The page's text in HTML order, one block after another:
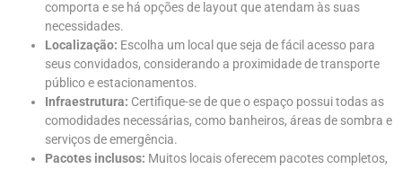
comporta e se há opções de layout que atendam às suas
necessidades.
Localização: Escolha um local que seja de fácil acesso para
seus convidados, considerando a proximidade de transporte
público e estacionamentos.
Infraestrutura: Certifique-se de que o espaço possui todas as
comodidades necessárias, como banheiros, áreas de sombra e
serviços de emergência.
Pacotes inclusos: Muitos locais oferecem pacotes completos,